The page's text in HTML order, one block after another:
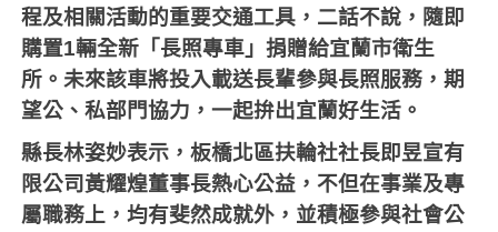
程及相關活動的重要交通工具，二話不說，隨即
購置1輛全新「長照專車」捐贈給宜蘭市衛生
所。未來該車將投入載送長輩參與長照服務，期
望公、私部門協力，一起拚出宜蘭好生活。
縣長林姿妙表示，板橋北區扶輪社社長即昱宣有
限公司黃耀煌董事長熱心公益，不但在事業及專
屬職務上，均有斐然成就外，並積極參與社會公